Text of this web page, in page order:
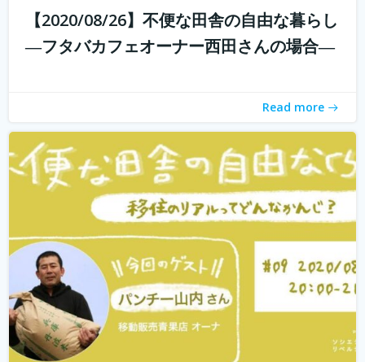
【2020/08/26】不便な田舎の自由な暮らし
―フタバカフェオーナー西田さんの場合―
Read more
withコロナ時代に入り、オンライン化が加速化すること
で、不便だと思われていた田舎も、不便に感じなくなって
続きを読む